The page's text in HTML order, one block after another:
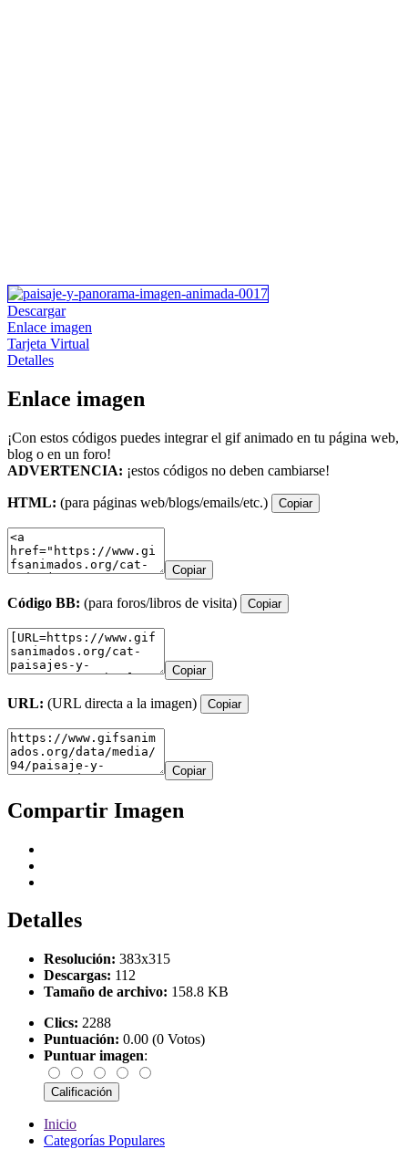
Descargar
Enlace imagen
Tarjeta Virtual
Detalles
Enlace imagen
¡Con estos códigos puedes integrar el gif animado en tu página web,
blog o en un foro!
ADVERTENCIA: ¡estos códigos no deben cambiarse!
HTML: (para páginas web/blogs/emails/etc.) Copiar
Copiar
Código BB: (para foros/libros de visita) Copiar
Copiar
URL: (URL directa a la imagen) Copiar
Copiar
Compartir Imagen
Detalles
Resolución: 383x315
Descargas: 112
Tamaño de archivo: 158.8 KB
Clics: 2288
Puntuación: 0.00 (0 Votos)
Puntuar imagen:
Inicio
Categorías Populares